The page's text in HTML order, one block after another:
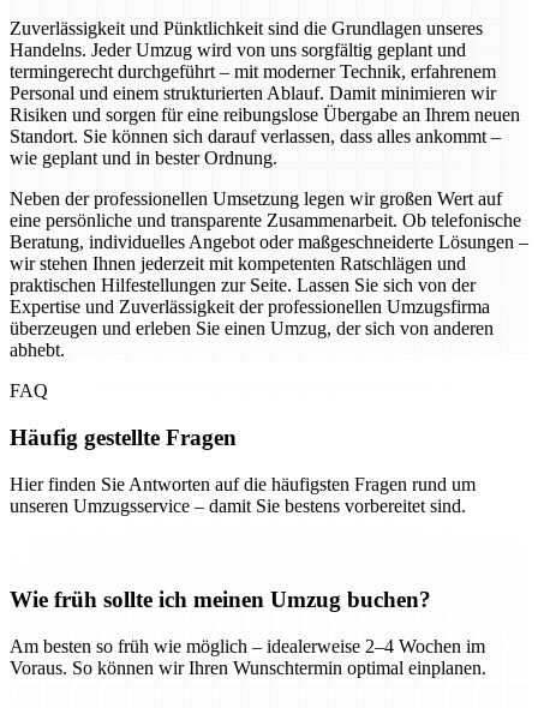
Zuverlässigkeit und Pünktlichkeit sind die Grundlagen unseres
Handelns. Jeder Umzug wird von uns sorgfältig geplant und
termingerecht durchgeführt – mit moderner Technik, erfahrenem
Personal und einem strukturierten Ablauf. Damit minimieren wir
Risiken und sorgen für eine reibungslose Übergabe an Ihrem neuen
Standort. Sie können sich darauf verlassen, dass alles ankommt –
wie geplant und in bester Ordnung.
Neben der professionellen Umsetzung legen wir großen Wert auf
eine persönliche und transparente Zusammenarbeit. Ob telefonische
Beratung, individuelles Angebot oder maßgeschneiderte Lösungen –
wir stehen Ihnen jederzeit mit kompetenten Ratschlägen und
praktischen Hilfestellungen zur Seite. Lassen Sie sich von der
Expertise und Zuverlässigkeit der professionellen Umzugsfirma
überzeugen und erleben Sie einen Umzug, der sich von anderen
abhebt.
FAQ
Häufig gestellte Fragen
Hier finden Sie Antworten auf die häufigsten Fragen rund um
unseren Umzugsservice – damit Sie bestens vorbereitet sind.
Wie früh sollte ich meinen Umzug buchen?
Am besten so früh wie möglich – idealerweise 2–4 Wochen im
Voraus. So können wir Ihren Wunschtermin optimal einplanen.